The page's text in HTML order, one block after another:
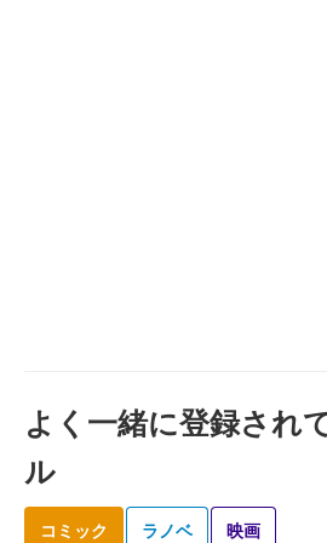
よく一緒に登録され
ル
コミック ラノベ 映画